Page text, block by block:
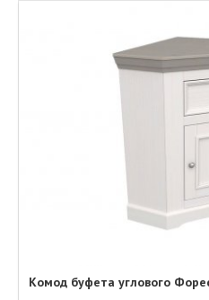
Комод буфета углового